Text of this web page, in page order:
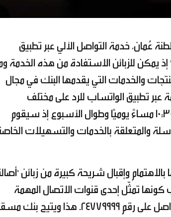
عُمان، خدمة التواصل الآلي عبر تطبيق
يمكن للزبائن الاستفادة من هذه الخدمة
والخدمات التي يقدمها البنك في مجال
عبر تطبيق الواتساب للرد على مختلف
الاستفسارات وذلك خلال الفترة من الساعة 8 صباحًا وحتى 10:30 مساءً يوميًا وطوال الأسبوع إذ سيقوم
والمتعلقة بالخدمات والتسهيلات
وإقبال شريحة كبيرة من زبائن
كونها تمثّل إحدى قنوات الاتصال المهمة
والسريعة بين الزبون والبنك، علمًا بأنه يمكن لزبائن "أصالة" التواصل على رقم 24779999. هذا